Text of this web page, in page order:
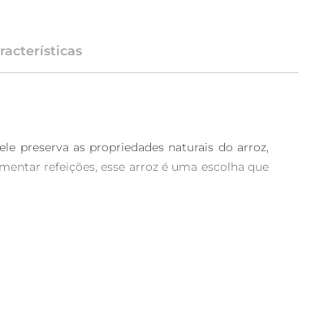
preserva as propriedades naturais do arroz,
refeições, esse arroz é uma escolha que
como acompanhamento em refeições do dia